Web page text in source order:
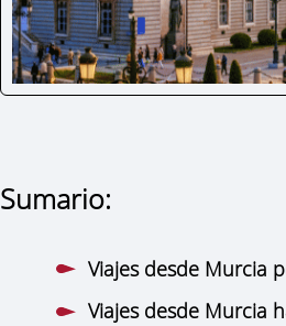
Sumario:
Viajes desde Murcia
Viajes desde Murcia